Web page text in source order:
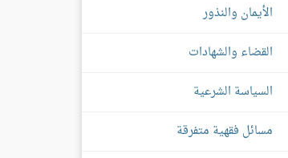
الأيمان والنذور
القضاء والشهادات
السياسة الشرعية
مسائل فقهية متفرقة